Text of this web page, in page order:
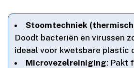
Stoomtechniek
Doodt bacteriën en virussen
ideaal voor kwetsbare plastic
Microvezelreiniging: Pakt